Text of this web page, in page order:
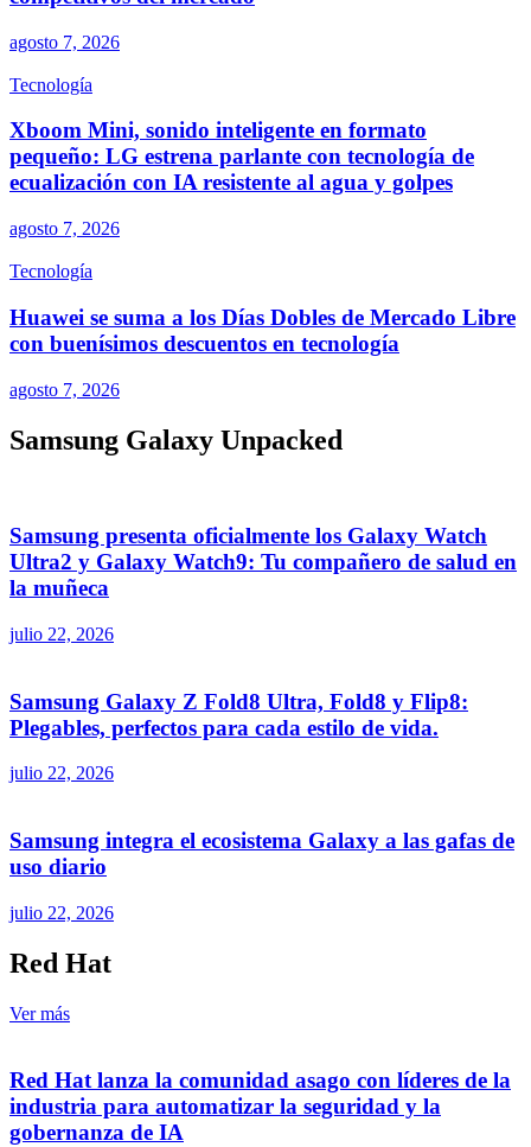
agosto 7, 2026
Tecnología
Xboom Mini, sonido inteligente en formato
pequeño: LG estrena parlante con tecnología de
ecualización con IA resistente al agua y golpes
agosto 7, 2026
Tecnología
Huawei se suma a los Días Dobles de Mercado Libre
con buenísimos descuentos en tecnología
agosto 7, 2026
Samsung Galaxy Unpacked
Samsung presenta oficialmente los Galaxy Watch
Ultra2 y Galaxy Watch9: Tu compañero de salud en
la muñeca
julio 22, 2026
Samsung Galaxy Z Fold8 Ultra, Fold8 y Flip8:
Plegables, perfectos para cada estilo de vida.
julio 22, 2026
Samsung integra el ecosistema Galaxy a las gafas de
uso diario
julio 22, 2026
Red Hat
Ver más
Red Hat lanza la comunidad asago con líderes de la
industria para automatizar la seguridad y la
gobernanza de IA